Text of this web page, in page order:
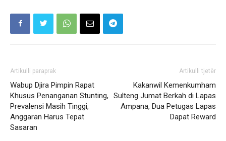
Artikulli paraprak
Wabup Djira Pimpin Rapat
Khusus Penanganan Stunting,
Prevalensi Masih Tinggi,
Anggaran Harus Tepat
Sasaran
Artikulli tjetër
Kakanwil Kemenkumham
Sulteng Jumat Berkah di Lapas
Ampana, Dua Petugas Lapas
Dapat Reward